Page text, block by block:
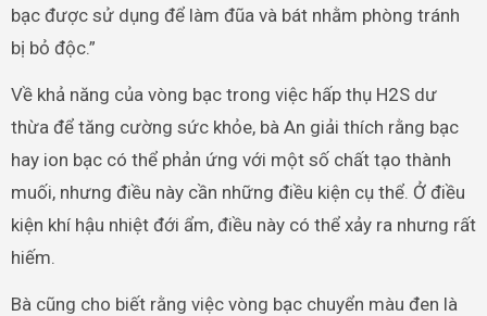
bạc được sử dụng để làm đũa và bát nhằm phòng tránh
bị bỏ độc.”
Về khả năng của vòng bạc trong việc hấp thụ H2S dư
thừa để tăng cường sức khỏe, bà An giải thích rằng bạc
hay ion bạc có thể phản ứng với một số chất tạo thành
muối, nhưng điều này cần những điều kiện cụ thể. Ở điều
kiện khí hậu nhiệt đới ẩm, điều này có thể xảy ra nhưng rất
hiếm.
Bà cũng cho biết rằng việc vòng bạc chuyển màu đen là